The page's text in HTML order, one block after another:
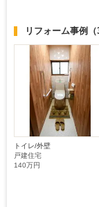
リフォーム事例
トイレ/外壁
戸建住宅
140万円